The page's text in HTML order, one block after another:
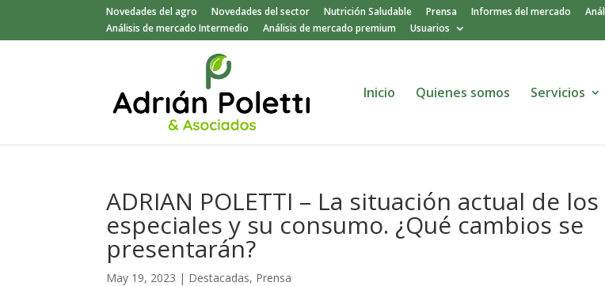
Novedades del agro Novedades del sector Nutrición Saludable Prensa Informes del mercado
Análisis de mercado Intermedio
Análisis de mercado premium Usuarios
Inicio Quienes somos Servicios
ADRIAN POLETTI – La situación actual de
especiales y su consumo. ¿Qué cambios se
presentarán?
May 19, 2023 | Destacadas, Prensa